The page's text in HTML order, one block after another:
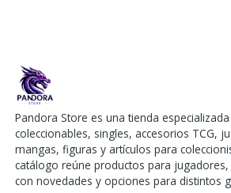
Pandora Store es una tienda
coleccionables, singles, accesorios TCG,
mangas, figuras y artículos para
catálogo reúne productos para
con novedades y opciones para distintos